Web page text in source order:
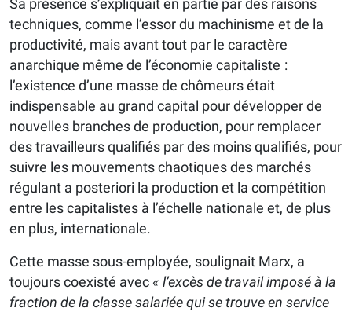
Sa présence s’expliquait en partie par des raisons
techniques, comme l’essor du machinisme et de la
productivité, mais avant tout par le caractère
anarchique même de l’économie capitaliste :
l’existence d’une masse de chômeurs était
indispensable au grand capital pour développer de
nouvelles branches de production, pour remplacer
des travailleurs qualifiés par des moins qualifiés, pour
suivre les mouvements chaotiques des marchés
régulant a posteriori la production et la compétition
entre les capitalistes à l’échelle nationale et, de plus
en plus, internationale.
Cette masse sous-employée, soulignait Marx, a
toujours coexisté avec « l’excès de travail imposé à la
fraction de la classe salariée qui se trouve en service